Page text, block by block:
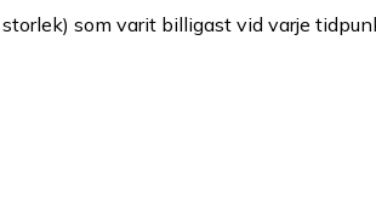
som varit billigast vid varje